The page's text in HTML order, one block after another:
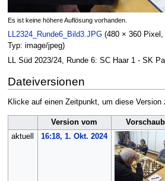
Es ist keine höhere Auflösung vorhanden.
LL2324_Runde6_Bild3.JPG (480 × 360
Typ: image/jpeg)
LL Süd 2023/24, Runde 6: SC Haar 1 - SK
Dateiversionen
Klicke auf einen Zeitpunkt, um diese Version
Version vom
aktuell
16:18, 1. Okt. 2024